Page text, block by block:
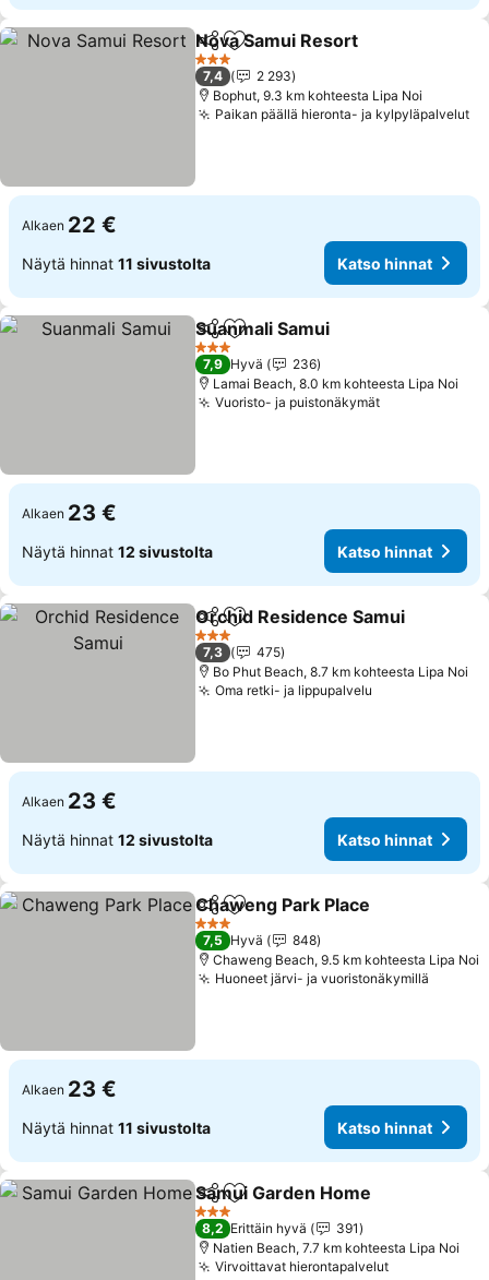
Jaa Lisää suosikkeihin
Nova Samui Resort
3 Tähtiluokitus
7,4
2 293
Bophut, 9.3 km kohteesta Lipa Noi
Paikan päällä hieronta- ja kylpyläpalvelut
Alkaen 22 €
Näytä hinnat 11 sivustolta Katso hinnat
Jaa Lisää suosikkeihin
Suanmali Samui
3 Tähtiluokitus
7,9 Hyvä
236
Lamai Beach, 8.0 km kohteesta Lipa Noi
Vuoristo- ja puistonäkymätKatso hinnat
Alkaen 23 €
Näytä hinnat 12 sivustolta Katso hinnat
Jaa Lisää suosikkeihin
Orchid Residence Samui
3 Tähtiluokitus
7,3
475
Bo Phut Beach, 8.7 km kohteesta Lipa Noi
Oma retki- ja lippupalvelu
Alkaen 23 €
Näytä hinnat 12 sivustolta Katso hinnat
Jaa Lisää suosikkeihin
Chaweng Park Place
3 Tähtiluokitus
7,5 Hyvä
848
Chaweng Beach, 9.5 km kohteesta Lipa Noi
Huoneet järvi- ja vuoristonäkymillä
Alkaen 23 €
Näytä hinnat 11 sivustolta Katso hinnat
Jaa Lisää suosikkeihin
Samui Garden Home
3 Tähtiluokitus
8,2 Erittäin hyvä
391
Natien Beach, 7.7 km kohteesta Lipa Noi
Virvoittavat hierontapalvelutKatso